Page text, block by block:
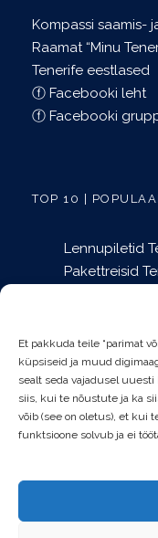
Et pakkuda teile “parimat
küpsiseid ja muud
sealt seda vajadusel
siis, kui te nõustute ja ka
võib (see on oletus), et kui
funktsioone solvub ja ei
Kompassi saamis-
Raamat “Minu
Tenerife eestlased
ⓕ Facebooki leht
ⓕ Facebooki
TOP 10 |
Lennupiletid
Pakettreisid
Õhtused
Tenerife blogi
Broneeri